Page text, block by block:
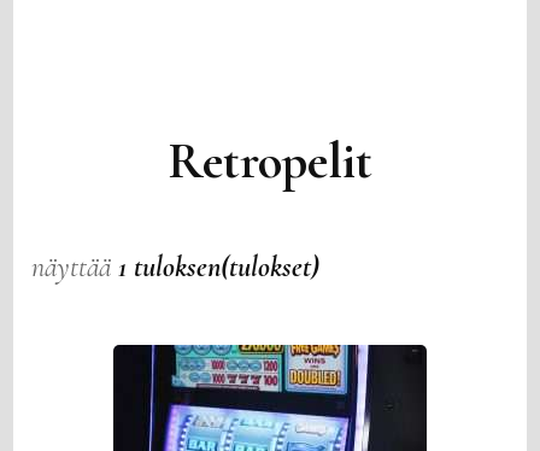
Retropelit
näyttää1 tuloksen(tulokset)